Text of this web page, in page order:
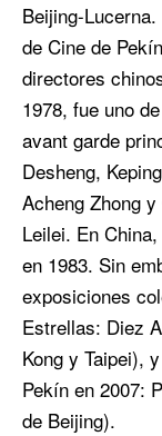
Beijing-
de Cine de
directores
1978, fue uno
avant garde
Desheng,
Acheng Zhong y
Leilei. En
en 1983. Sin
exposiciones
Estrellas: Diez
Kong y Taipei),
Pekín en 2007:
de Beijing).